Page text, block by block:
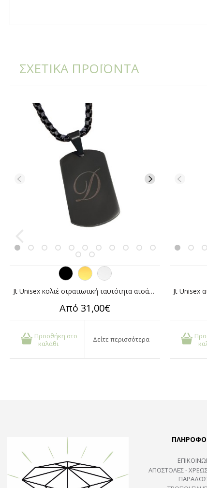
ΣΧΕΤΙΚΑ ΠΡΟΪΟΝΤΑ
Jt Unisex κολιέ στρατιωτική ταυτότητα ατσάλι (και με χάραξη)
Από 31,00€
Προσθήκη στο
καλάθι
Δείτε περισσότερα
ΑΠΟΣΤΟΛΕΣ -